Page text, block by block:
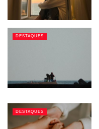
DESTAQUES
DESTAQUES